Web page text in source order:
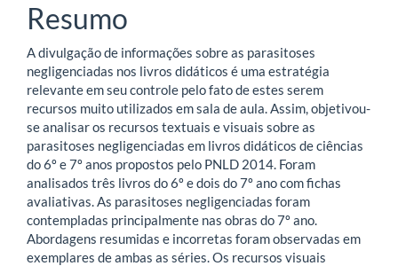
Resumo
A divulgação de informações sobre as parasitoses
negligenciadas nos livros didáticos é uma estratégia
relevante em seu controle pelo fato de estes serem
recursos muito utilizados em sala de aula. Assim, objetivou-
se analisar os recursos textuais e visuais sobre as
parasitoses negligenciadas em livros didáticos de ciências
do 6º e 7º anos propostos pelo PNLD 2014. Foram
analisados três livros do 6º e dois do 7º ano com fichas
avaliativas. As parasitoses negligenciadas foram
contempladas principalmente nas obras do 7º ano.
Abordagens resumidas e incorretas foram observadas em
exemplares de ambas as séries. Os recursos visuais